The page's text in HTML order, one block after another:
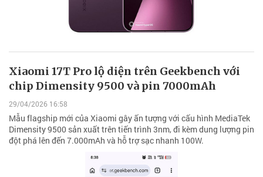
Xiaomi 17T Pro lộ diện trên Geekbench với
chip Dimensity 9500 và pin 7000mAh
29/04/2026 16:58
Mẫu flagship mới của Xiaomi gây ấn tượng với cấu hình MediaTek
Dimensity 9500 sản xuất trên tiến trình 3nm, đi kèm dung lượng pin
đột phá lên đến 7.000mAh và hỗ trợ sạc nhanh 100W.